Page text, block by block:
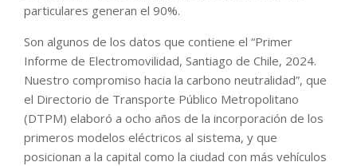
particulares generan el 90%.
Son algunos de los datos que contiene el “Primer
Informe de Electromovilidad, Santiago de Chile, 2024.
Nuestro compromiso hacia la carbono neutralidad”, que
el Directorio de Transporte Público Metropolitano
(DTPM) elaboró a ocho años de la incorporación de los
primeros modelos eléctricos al sistema, y que
posicionan a la capital como la ciudad con más vehículos